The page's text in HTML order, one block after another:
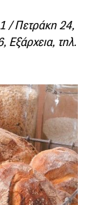
/ Πετράκη 24,
Εξάρχεια, τηλ.